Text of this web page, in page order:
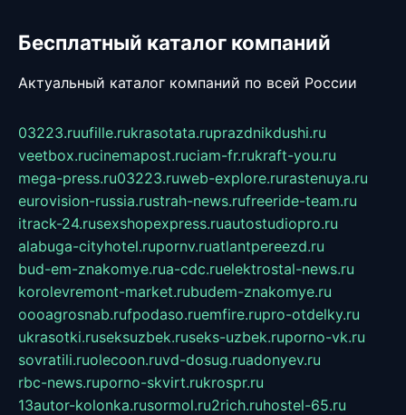
Бесплатный каталог компаний
Актуальный каталог компаний по всей России
03223.ruufille.rukrasotata.ruprazdnikdushi.ru
veetbox.rucinemapost.ruciam-fr.rukraft-you.ru
mega-press.ru03223.ruweb-explore.rurastenuya.ru
eurovision-russia.rustrah-news.rufreeride-team.ru
itrack-24.rusexshopexpress.ruautostudiopro.ru
alabuga-cityhotel.rupornv.ruatlantpereezd.ru
bud-em-znakomye.rua-cdc.ruelektrostal-news.ru
korolevremont-market.rubudem-znakomye.ru
oooagrosnab.rufpodaso.ruemfire.rupro-otdelky.ru
ukrasotki.ruseksuzbek.ruseks-uzbek.ruporno-vk.ru
sovratili.ruolecoon.ruvd-dosug.ruadonyev.ru
rbc-news.ruporno-skvirt.rukrospr.ru
13autor-kolonka.rusormol.ru2rich.ruhostel-65.ru